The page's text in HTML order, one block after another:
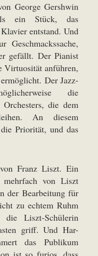
George Gershwin
ein Stück, das
entstand. Und
gefällt. Der Pianist
Virtuosität anführen,
Der Jazz-
die
Orchesters, die dem
An diesem
Priorität, und das
von Franz Liszt. Ein
von Liszt
der Bearbeitung für
zu echtem Ruhm
Liszt-Schülerin
griff. Und Har-
das Publikum